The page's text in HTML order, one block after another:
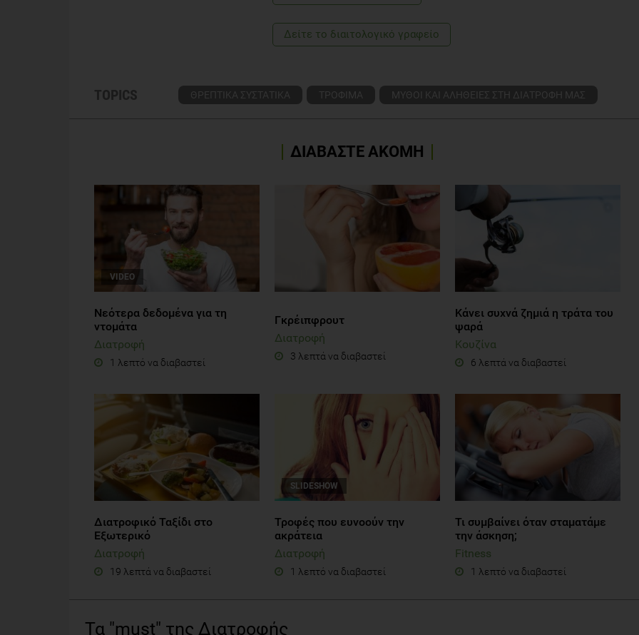
Δείτε το διαιτολογικό γραφείο
TOPICS ΘΡΕΠΤΙΚΑ ΣΥΣΤΑΤΙΚΑ ΤΡΟΦΙΜΑ ΜΥΘΟΙ ΚΑΙ ΑΛΗΘΕΙΕΣ ΣΤΗ ΔΙΑΤΡΟΦΗ ΜΑΣ
ΔΙΑΒΑΣΤΕ ΑΚΟΜΗ
VIDEO
Νεότερα δεδομένα για τη
ντομάτα
Διατροφή
1 λεπτό να διαβαστεί
Γκρέιπφρουτ
Διατροφή
3 λεπτά να διαβαστεί
Κάνει συχνά ζημιά η τράτα του
ψαρά
Κουζίνα
6 λεπτά να διαβαστεί
Διατροφικό Ταξίδι στο
Εξωτερικό
Διατροφή
19 λεπτά να διαβαστεί
SLIDESHOW
Τροφές που ευνοούν την
ακράτεια
Διατροφή
1 λεπτό να διαβαστεί
Τι συμβαίνει όταν σταματάμε
την άσκηση;
Fitness
1 λεπτό να διαβαστεί
Τα "must" της Διατροφής